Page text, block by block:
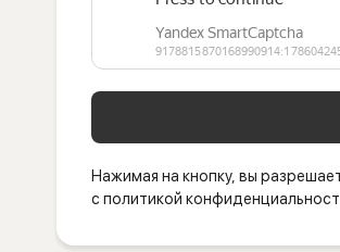
Нажимая на кнопку, вы
с политикой